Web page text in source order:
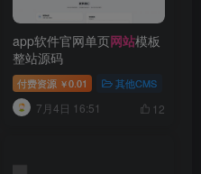
# pbootcms模板 # 家政网站模板
app软件官网单页网站模板
整站源码
付费资源 ￥0.01 其他CMS
7月4日 16:51 12